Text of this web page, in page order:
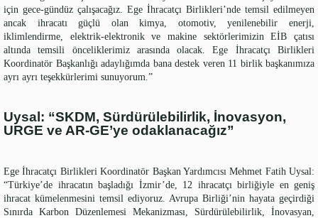
için gece-gündüz çalışacağız. Ege İhracatçı Birlikleri’nde temsil edilmeyen
ancak ihracatı güçlü olan kimya, otomotiv, yenilenebilir enerji,
iklimlendirme, elektrik-elektronik ve makine sektörlerimizin EİB çatısı
altında temsili önceliklerimiz arasında olacak. Ege İhracatçı Birlikleri
Koordinatör Başkanlığı adaylığımda bana destek veren 11 birlik başkanımıza
ayrı ayrı teşekkürlerimi sunuyorum.”
Uysal: “SKDM, Sürdürülebilirlik, İnovasyon,
URGE ve AR-GE’ye odaklanacağız”
Ege İhracatçı Birlikleri Koordinatör Başkan Yardımcısı Mehmet Fatih Uysal:
“Türkiye’de ihracatın başladığı İzmir’de, 12 ihracatçı birliğiyle en geniş
ihracat kümelenmesini temsil ediyoruz. Avrupa Birliği’nin hayata geçirdiği
Sınırda Karbon Düzenlemesi Mekanizması, Sürdürülebilirlik, İnovasyan,